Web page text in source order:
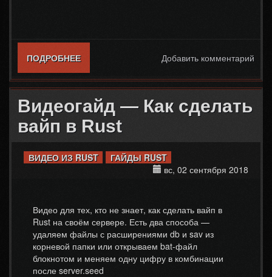
ПОДРОБНЕЕО ВИДЕОГАЙД — КАК СДЕЛАТЬ
КАМЕННУЮ СТЕНУ В RUST
Добавить комментарий
Видеогайд — Как сделать
вайп в Rust
ВИДЕО ИЗ RUST
ГАЙДЫ RUST
вс, 02 сентября 2018
Видео для тех, кто не знает, как сделать вайп в
Rust на своём сервере. Есть два способа —
удаляем файлы с расширениями db и sav из
корневой папки или открываем bat-файл
блокнотом и меняем одну цифру в комбинации
после server.seed